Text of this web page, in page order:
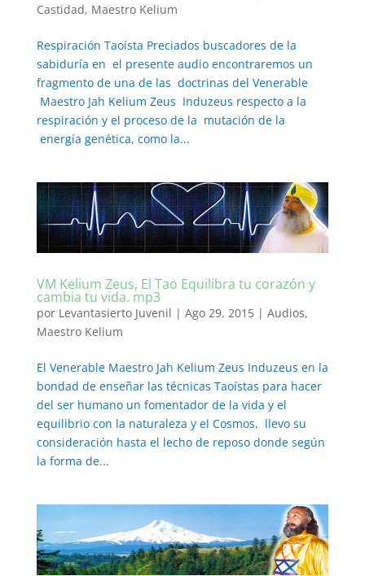
Castidad, Maestro Kelium
Respiración Taoísta Preciados buscadores de la
sabiduría en el presente audio encontraremos un
fragmento de una de las doctrinas del Venerable
Maestro Jah Kelium Zeus Induzeus respecto a la
respiración y el proceso de la mutación de la
energía genética, como la...
VM Kelium Zeus, El Tao Equilibra tu corazón y
cambia tu vida. mp3
por Levantasierto Juvenil | Ago 29, 2015| Audios,
Maestro Kelium
El Venerable Maestro Jah Kelium Zeus Induzeus en la
bondad de enseñar las técnicas Taoístas para hacer
del ser humano un fomentador de la vida y el
equilibrio con la naturaleza y el Cosmos, llevo su
consideración hasta el lecho de reposo donde según
la forma de...